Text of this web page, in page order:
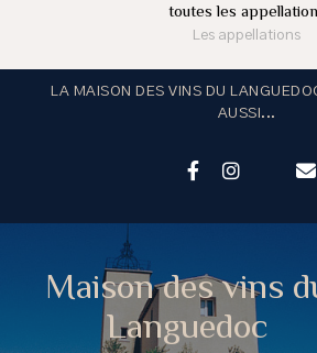
toutes les
Les appellations
LA MAISON DES VINS DU
AUSSI...
Maison des vins
Languedoc